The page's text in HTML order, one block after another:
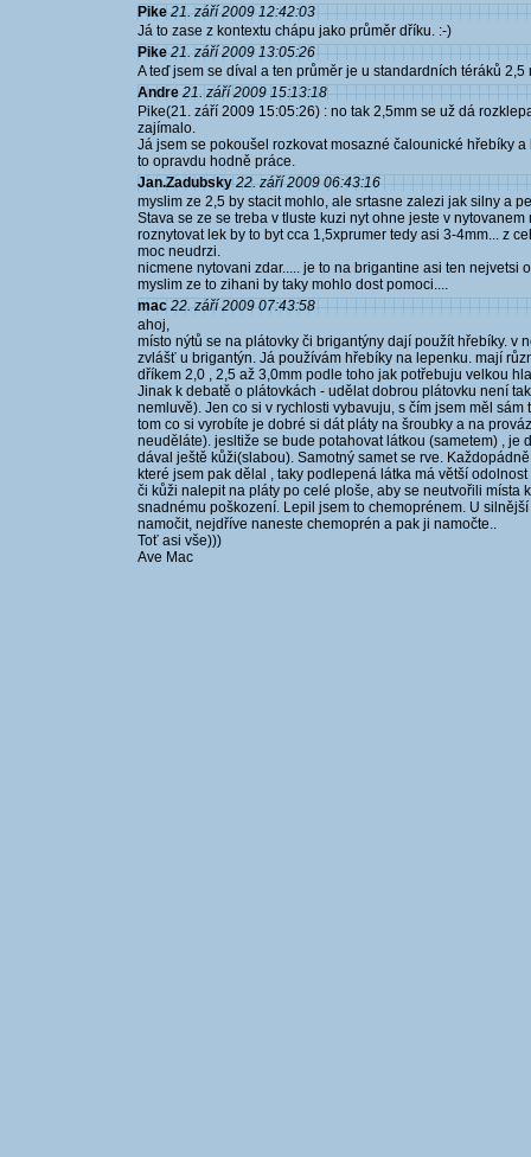
Pike 21. září 2009 12:42:03
Já to zase z kontextu chápu jako průměr dříku. :-)
Pike 21. září 2009 13:05:26
A teď jsem se díval a ten průměr je u standardních téráků
Andre 21. září 2009 15:13:18
Pike(21. září 2009 15:05:26) : no tak 2,5mm se už dá
zajímalo.
Já jsem se pokoušel rozkovat mosazné čalounické hřebíky
to opravdu hodně práce.
Jan.Zadubsky 22. září 2009 06:43:16
myslim ze 2,5 by stacit mohlo, ale srtasne zalezi jak silny a
Stava se ze se treba v tluste kuzi nyt ohne jeste v
roznytovat lek by to byt cca 1,5xprumer tedy asi 3-4mm... z
moc neudrzi.
nicmene nytovani zdar..... je to na brigantine asi ten nejvetsi
myslim ze to zihani by taky mohlo dost pomoci....
mac 22. září 2009 07:43:58
ahoj,
místo nýtů se na plátovky či brigantýny dají použít hřebíky. v
zvlášť u brigantýn. Já používám hřebíky na lepenku. mají
dříkem 2,0 , 2,5 až 3,0mm podle toho jak potřebuju velkou
Jinak k debatě o plátovkách - udělat dobrou plátovku není
nemluvě). Jen co si v rychlosti vybavuju, s čím jsem měl
tom co si vyrobíte je dobré si dát pláty na šroubky a na
neuděláte). jesltiže se bude potahovat látkou (sametem) , je
dával ještě kůži(slabou). Samotný samet se rve.
které jsem pak dělal , taky podlepená látka má větší
či kůži nalepit na pláty po celé ploše, aby se neutvořili místa
snadnému poškození. Lepil jsem to chemoprénem. U
namočit, nejdříve naneste chemoprén a pak ji namočte..
Toť asi vše)))
Ave Mac